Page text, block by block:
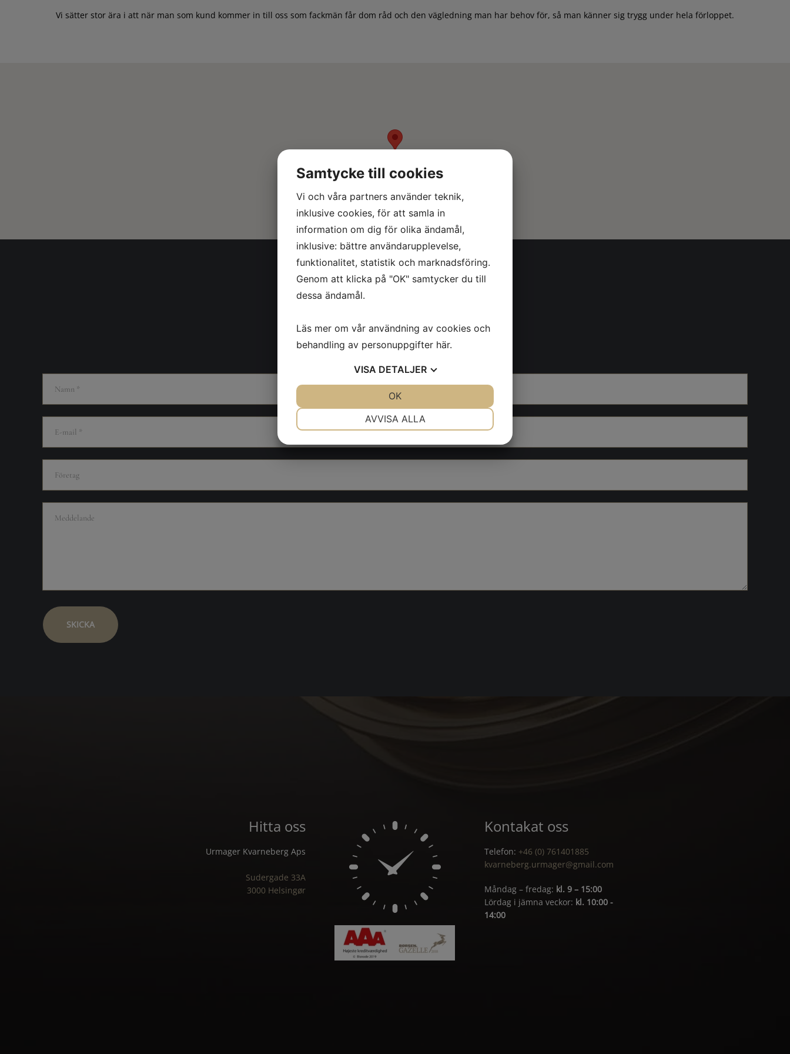
Vi sätter stor ära i att när man som kund kommer in till oss som fackmän får dom råd och den vägledning man har behov för, så man känner sig trygg under hela förloppet.
KONTAKTA
OSS HÄR
Hitta oss
Urmager Kvarneberg Aps
Sudergade 33A
3000 Helsingør
Kontakat oss
Telefon: +46 (0) 761401885
kvarneberg.urmager@gmail.com
Måndag – fredag: kl. 9 – 15:00
Lördag i jämna veckor: kl. 10:00 -
14:00
Samtycke till cookies
Vi och våra partners använder teknik,
inklusive cookies, för att samla in
information om dig för olika ändamål,
inklusive: bättre användarupplevelse,
funktionalitet, statistik och marknadsföring.
Genom att klicka på "OK" samtycker du till
dessa ändamål.
Läs mer om vår användning av cookies och
behandling av personuppgifter här.
VISA DETALJER
AVVISA ALLA
OK